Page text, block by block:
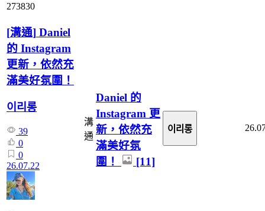
273830
[溝通] Daniel
的 Instagram
更新，依然充
滿美好氛圍！
이리롱
39
0
0
26.07.22
溝
通
Daniel 的
Instagram 更
新，依然充
滿美好氛
圍！
[11]
이리롱